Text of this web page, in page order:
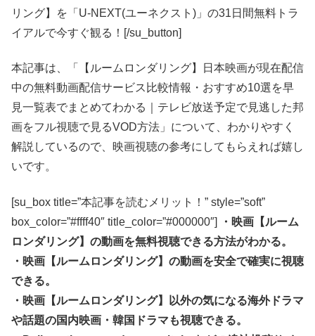
リング】を「U-NEXT(ユーネクスト)」の31日間無料トラ
イアルで今すぐ観る！[/su_button]
本記事は、「【ルームロンダリング】日本映画が現在配信
中の無料動画配信サービス比較情報・おすすめ10選を早
見一覧表でまとめてわかる｜テレビ放送予定で見逃した邦
画をフル視聴で見るVOD方法」について、わかりやすく
解説しているので、映画視聴の参考にしてもらえれば嬉し
いです。
[su_box title=”本記事を読むメリット！” style=”soft”
box_color=”#ffff40″ title_color=”#000000″]
・映画【ルーム
ロンダリング】の動画を無料視聴できる方法がわかる。
・映画【ルームロンダリング】の動画を安全で確実に視聴
できる。
・映画【ルームロンダリング】以外の気になる海外ドラマ
や話題の国内映画・韓国ドラマも視聴できる。